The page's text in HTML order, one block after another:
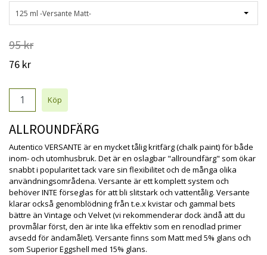
125 ml -Versante Matt-
95 kr
76 kr
ALLROUNDFÄRG
Autentico VERSANTE är en mycket tålig kritfärg (chalk paint) för både
inom- och utomhusbruk. Det är en oslagbar "allroundfärg" som ökar
snabbt i popularitet tack vare sin flexibilitet och de många olika
användningsområdena. Versante är ett komplett system och
behöver INTE förseglas för att bli slitstark och vattentålig. Versante
klarar också genomblödning från t.e.x kvistar och gammal bets
bättre än Vintage och Velvet (vi rekommenderar dock ändå att du
provmålar först, den är inte lika effektiv som en renodlad primer
avsedd för ändamålet). Versante finns som Matt med 5% glans och
som Superior Eggshell med 15% glans.